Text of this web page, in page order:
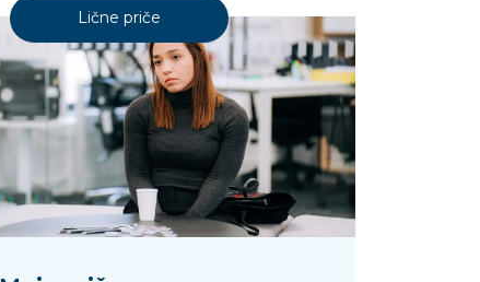
Lične priče